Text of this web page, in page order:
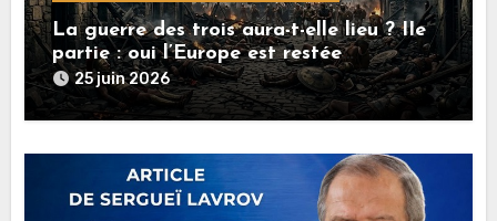
La guerre des trois aura-t-elle lieu ? IIe
partie : oui l’Europe est restée
rationnelle !
25 juin 2026